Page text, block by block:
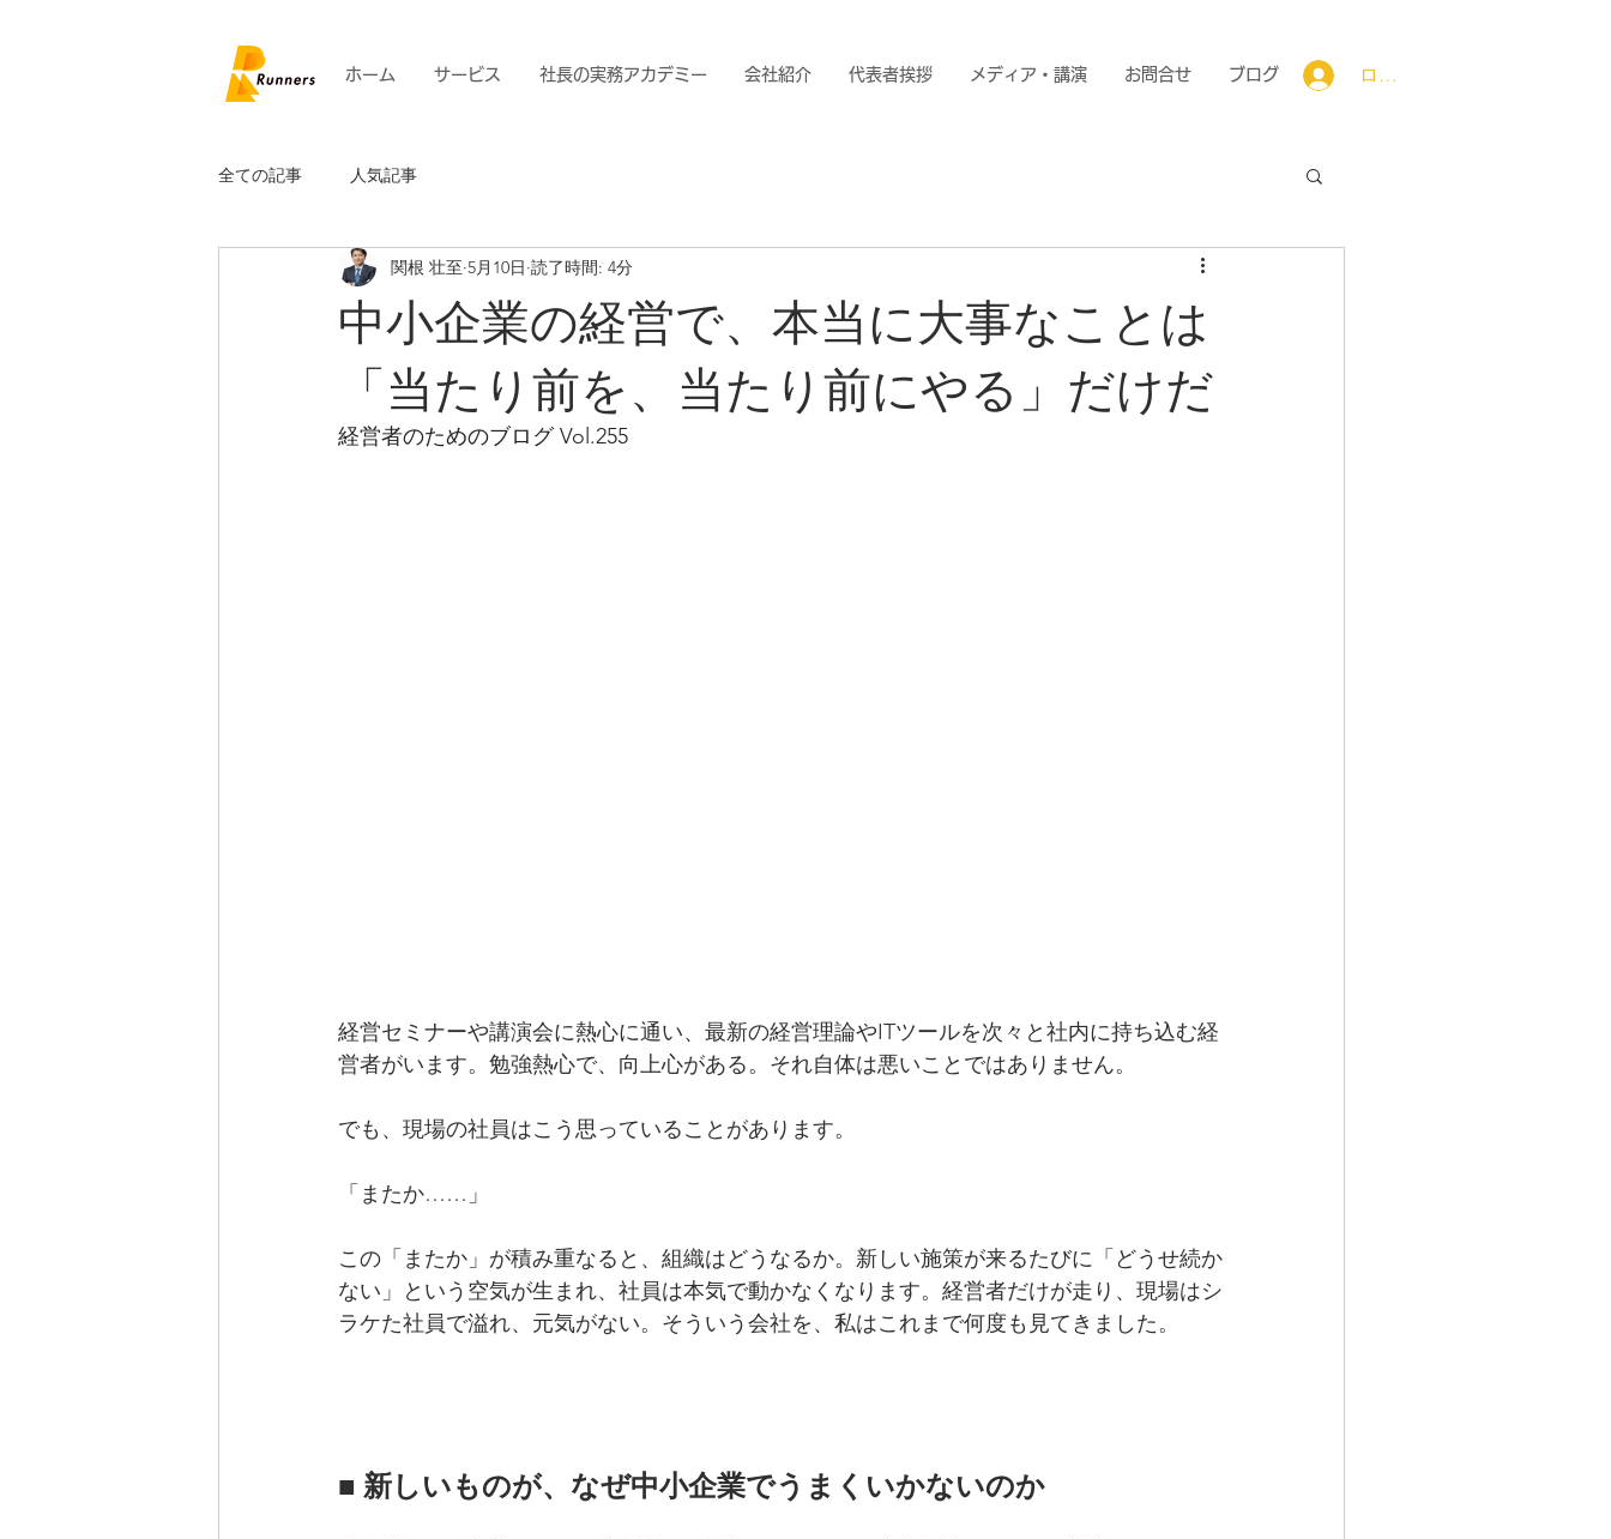
ホーム サービス 社長の実務アカデミー 会社紹介 代表者挨拶 メディア・講演 お問合せ ブログ ログイン
全ての記事 人気記事
中小企業の経営で、本当に大事なことは
「当たり前を、当たり前にやる」だけだ
関根 壮至 5月10日 読了時間: 4分
経営者のためのブログ Vol.255
経営セミナーや講演会に熱心に通い、最新の経営理論やITツールを次々と社内に持ち込む経
営者がいます。勉強熱心で、向上心がある。それ自体は悪いことではありません。
でも、現場の社員はこう思っていることがあります。
「またか……」
この「またか」が積み重なると、組織はどうなるか。新しい施策が来るたびに「どうせ続か
ない」という空気が生まれ、社員は本気で動かなくなります。経営者だけが走り、現場はシ
ラケた社員で溢れ、元気がない。そういう会社を、私はこれまで何度も見てきました。
■ 新しいものが、なぜ中小企業でうまくいかないのか